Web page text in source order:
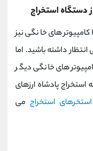
دستگاه استخراج
خانگی نیز
داشته باشید. اما
خانگی دیگر
استخراج پادشاه ارزهای
استخرهای استخراج می